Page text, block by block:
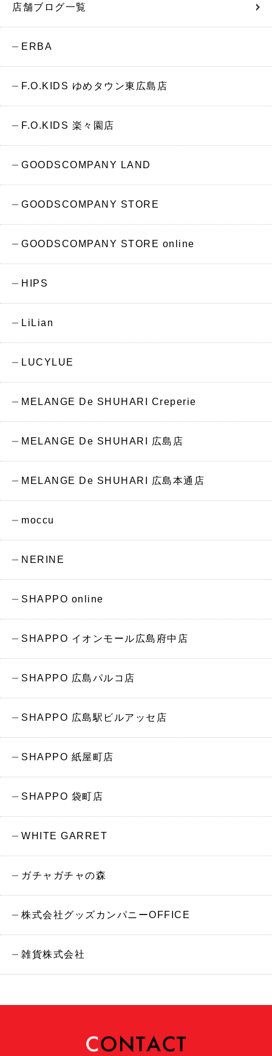
店舗ブログ一覧
ERBA
F.O.KIDS ゆめタウン東広島店
F.O.KIDS 楽々園店
GOODSCOMPANY LAND
GOODSCOMPANY STORE
GOODSCOMPANY STORE online
HIPS
LiLian
LUCYLUE
MELANGE De SHUHARI Creperie
MELANGE De SHUHARI 広島店
MELANGE De SHUHARI 広島本通店
moccu
NERINE
SHAPPO online
SHAPPO イオンモール広島府中店
SHAPPO 広島パルコ店
SHAPPO 広島駅ビルアッセ店
SHAPPO 紙屋町店
SHAPPO 袋町店
WHITE GARRET
ガチャガチャの森
株式会社グッズカンパニーOFFICE
雑貨株式会社